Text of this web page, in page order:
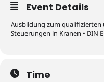
Event Details
Ausbildung zum
Steuerungen in Kranen • DIN
Time